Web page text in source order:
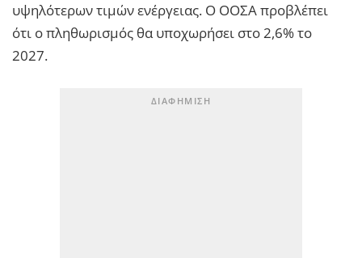
υψηλότερων τιμών ενέργειας. Ο ΟΟΣΑ προβλέπει
ότι ο πληθωρισμός θα υποχωρήσει στο 2,6% το
2027.